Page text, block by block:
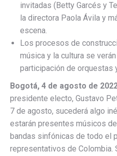
invitadas (Betty Garcés y
la directora Paola Ávila y
escena.
Los procesos de
música y la cultura se
participación de orquestas
Bogotá, 4 de agosto de
presidente electo, Gustavo
7 de agosto, sucederá algo
estarán presentes músicos
bandas sinfónicas de todo el
representativos de Colombia.